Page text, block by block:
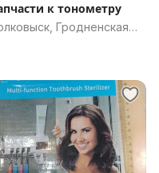
к тонометру
Гродненская